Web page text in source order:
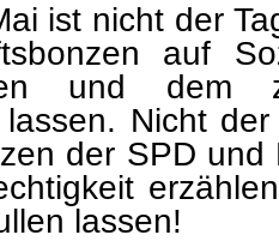
ist nicht der
auf
und dem
lassen. Nicht
der SPD und
lassen!